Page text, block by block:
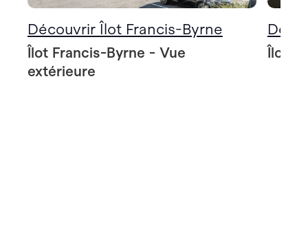
Découvrir Îlot Francis-Byrne
Îlot Francis-Byrne - Vue
extérieure
Îlot